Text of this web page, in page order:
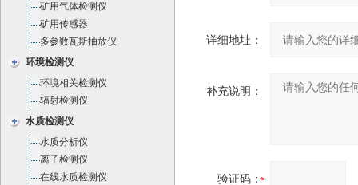
矿用气体检测仪
矿用传感器
多参数瓦斯抽放仪
环境检测仪
环境相关检测仪
辐射检测仪
水质检测仪
水质分析仪
离子检测仪
在线水质检测仪
详细地址：
补充说明：
验证码：